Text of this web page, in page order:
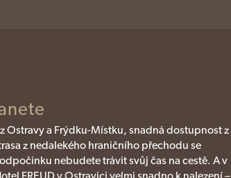
Ostravy a Frýdku-Místku, snadná dostupnost z
z nedalekého hraničního přechodu se
nebudete trávit svůj čas na cestě. A v